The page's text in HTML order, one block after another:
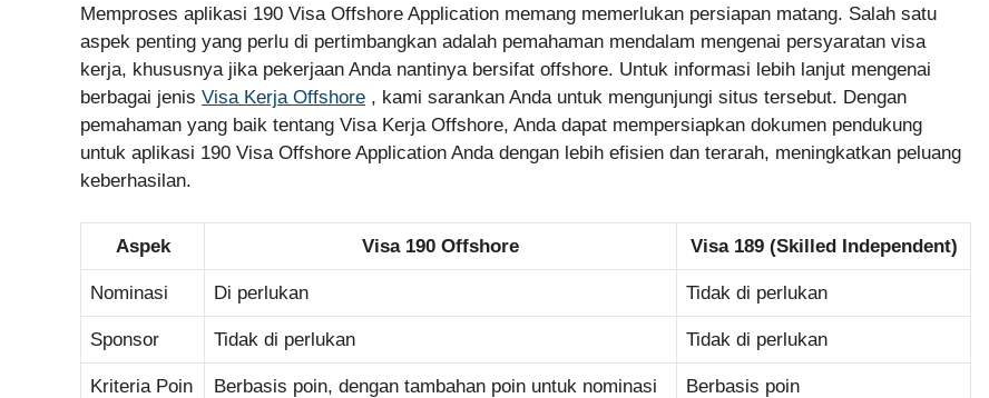
Memproses aplikasi 190 Visa Offshore Application memang memerlukan persiapan matang. Salah satu
aspek penting yang perlu di pertimbangkan adalah pemahaman mendalam mengenai persyaratan visa
kerja, khususnya jika pekerjaan Anda nantinya bersifat offshore. Untuk informasi lebih lanjut mengenai
berbagai jenis Visa Kerja Offshore , kami sarankan Anda untuk mengunjungi situs tersebut. Dengan
pemahaman yang baik tentang Visa Kerja Offshore, Anda dapat mempersiapkan dokumen pendukung
untuk aplikasi 190 Visa Offshore Application Anda dengan lebih efisien dan terarah, meningkatkan peluang
keberhasilan.
Aspek Visa 190 Offshore Visa 189 (Skilled Independent)
Nominasi Di perlukan Tidak di perlukan
Sponsor Tidak di perlukan Tidak di perlukan
Kriteria Poin Berbasis poin, dengan tambahan poin untuk nominasi Berbasis poin